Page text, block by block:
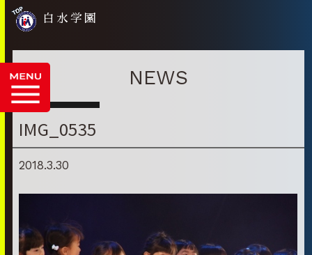
白水学園
NEWS
IMG_0535
2018.3.30